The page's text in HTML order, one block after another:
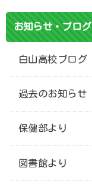
お知らせ・ブログ
白山高校ブログ
過去のお知らせ
保健部より
図書館より